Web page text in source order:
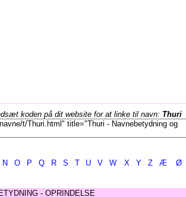
koden på dit website for at linke til navn: Thuri
N O P Q R S T U V W X Y Z Æ Ø
- OPRINDELSE